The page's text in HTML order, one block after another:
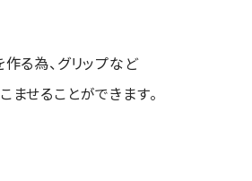
る為、グリップなど
せることができます。